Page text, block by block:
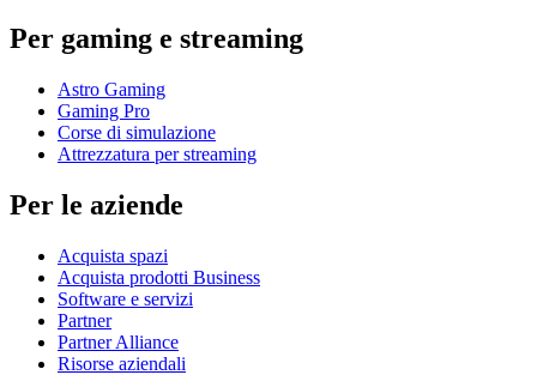
Per gaming e streaming
Astro Gaming
Gaming Pro
Corse di simulazione
Attrezzatura per streaming
Per le aziende
Acquista spazi
Acquista prodotti Business
Software e servizi
Partner
Partner Alliance
Risorse aziendali